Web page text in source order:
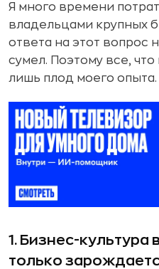
Я много времени
владельцами крупных
ответа на этот вопрос
сумел. Поэтому все,
лишь плод моего опыта.
1. Бизнес-культура
только